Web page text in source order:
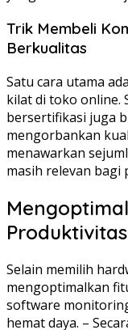
Trik Membeli
Berkualitas
Satu cara utama
kilat di toko online.
bersertifikasi juga
mengorbankan
menawarkan
masih relevan bagi
Selain memilih
mengoptimalkan
software
hemat daya. –